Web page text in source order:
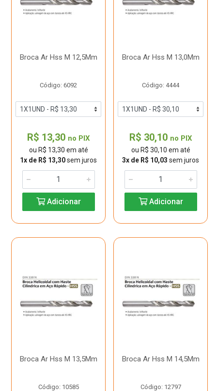
Broca Ar Hss M 12,5Mm
Código: 6092
R$ 13,30 no PIX
ou R$ 13,30 em até
1x de R$ 13,30sem juros
Adicionar
Broca Ar Hss M 13,0Mm
Código: 4444
R$ 30,10 no PIX
ou R$ 30,10 em até
3x de R$ 10,03 sem juros
Adicionar
Broca Ar Hss M 13,5Mm
Código: 10585
Broca Ar Hss M 14,5Mm
Código: 12797